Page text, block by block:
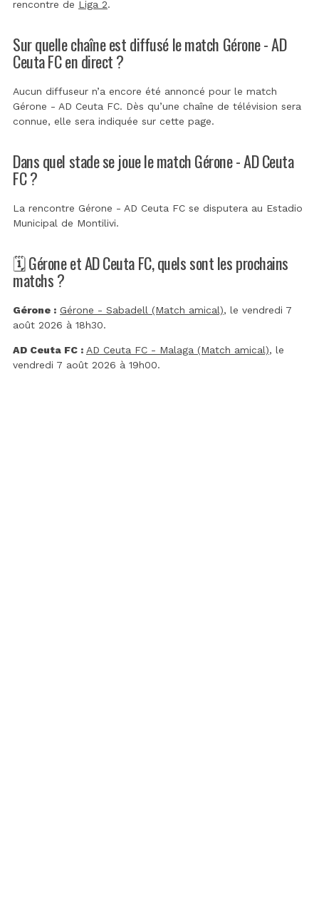
rencontre de Liga 2.
Sur quelle chaîne est diffusé le match Gérone - AD
Ceuta FC en direct ?
Aucun diffuseur n’a encore été annoncé pour le match
Gérone - AD Ceuta FC. Dès qu’une chaîne de télévision sera
connue, elle sera indiquée sur cette page.
Dans quel stade se joue le match Gérone - AD Ceuta
FC ?
La rencontre Gérone - AD Ceuta FC se disputera au Estadio
Municipal de Montilivi.
🗓️ Gérone et AD Ceuta FC, quels sont les prochains
matchs ?
Gérone : Gérone - Sabadell (Match amical), le vendredi 7
août 2026 à 18h30.
AD Ceuta FC : AD Ceuta FC - Malaga (Match amical), le
vendredi 7 août 2026 à 19h00.